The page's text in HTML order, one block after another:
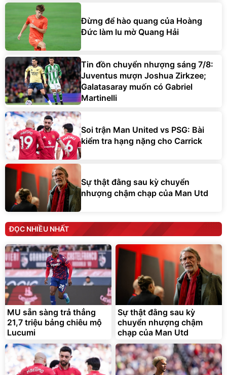
Đừng để hào quang của Hoàng
Đức làm lu mờ Quang Hải
Tin đồn chuyển nhượng sáng 7/8:
Juventus mượn Joshua Zirkzee;
Galatasaray muốn có Gabriel
Martinelli
Soi trận Man United vs PSG: Bài
kiểm tra hạng nặng cho Carrick
Sự thật đằng sau kỳ chuyển
nhượng chậm chạp của Man Utd
ĐỌC NHIỀU NHẤT
MU sẵn sàng trả thẳng
21,7 triệu bảng chiêu mộ
Lucumi
Sự thật đằng sau kỳ
chuyển nhượng chậm
chạp của Man Utd